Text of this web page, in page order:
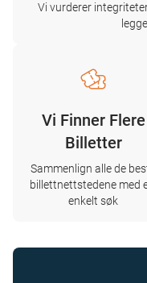
Vi vurderer
Vi Finner Flere
Billetter
Sammenlign alle de
billettnettstedene med
enkelt søk